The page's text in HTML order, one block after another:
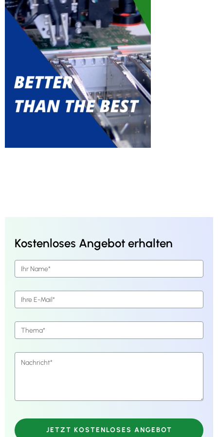
Kostenloses Angebot erhalten